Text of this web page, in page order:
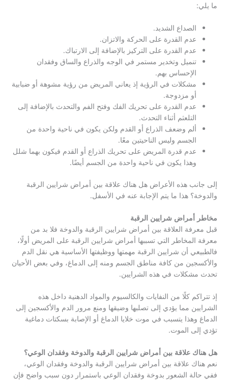
ما يلي:
الصداع الشديد.
عدم القدرة على الحركة والاتزان.
عدم القدرة على التركيز بالإضافة إلى الارتباك.
تنميل وتخدير مستمر في الوجه والذراع والساق وفقدان
الإحساس بهم.
مشكلات في الرؤية إذ يعاني المريض من رؤية مشوهة أو ضبابية
أو مزدوجة.
عدم القدرة على تحريك الفك وفتح الفم والتحدث بالإضافة إلى
التلعثم أثناء التحدث.
ألم وضعف الذراع أو القدم ولكن يكون في ناحية واحدة من
الجسم وليس الناحيتين معًا.
عدم قدرة المريض على تحريك الذراع أو القدم فيكون بهما شلل
وهذا يكون في ناحية واحدة من الجسم أيضًا.
إلى جانب هذه الأعراض هل هناك علاقة بين أمراض شرايين الرقبة
والدوخة؟ هذا ما يتم الإجابة عنه في الأسفل.
مخاطر أمراض شرايين الرقبة
قبل معرفة العلاقة بين أمراض شرايين الرقبة والدوخة فلا بد من
معرفة المخاطر التي تسببها أمراض شرايين الرقبة على المريض أولًا،
فالطبيعي أن شرايين الرقبة مهمتها ووظيفتها الأساسية هي نقل الدم
والأكسجين من كافة مناطق الجسم ومنه إلى الدماغ، وفي بعض الأحيان
تحدث مشكلات في هذه الشرايين.
إذ تتراكم كلًا من النفايات والكالسيوم والمواد الدهنية داخل هذه
الشرايين مما يؤدي إلى تصلبها وضيقها ومنع مرور الدم والأكسجين إلى
الدماغ وهذا يتسبب في موت خلايا الدماغ أو الإصابة بسكتات دماغية
تؤدي إلى الموت.
هل هناك علاقة بين أمراضشرايين الرقبة والدوخةوفقدان الوعي؟
نعم هناك علاقة بين أمراض شرايين الرقبة والدوخة وفقدان الوعي،
ففي حالة الشعور بدوخة وفقدان الوعي باستمرار دون سبب واضح فإن